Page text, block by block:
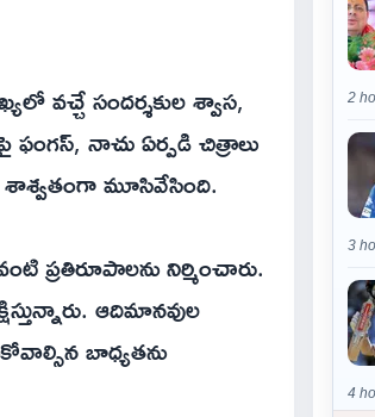
వచ్చే సందర్శకుల శ్వాస,
నాచు ఏర్పడి చిత్రాలు
శాశ్వతంగా మూసివేసింది.
ప్రతిరూపాలను నిర్మించారు.
ఆదిమానవుల
బాధ్యతను
2
3
4